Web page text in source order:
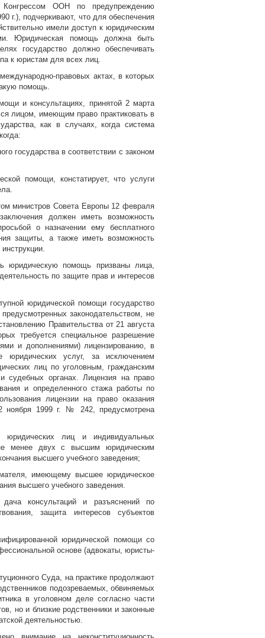
ООН по предупреждению
г.), подчеркивают, что для обеспечения
имели доступ к юридическим
Юридическая помощь должна быть
государство должно обеспечивать
к юристам для всех лиц.
правовых актах, в которых
помощь.
и консультациях, принятой 2 марта
лицом, имеющим право практиковать в
как в случаях, когда система
государства в соответствии с законом
помощи, констатирует, что услуги
министров Совета Европы 12 февраля
должен иметь возможность
о назначении ему бесплатного
защиты, а также иметь возможность
юридическую помощь призваны лица,
по защите прав и интересов
юридической помощи государство
законодательством, не
Правительства от 21 августа
требуется специальное разрешение
и дополнениями) лицензированию, в
юридических услуг, за исключением
лиц по уголовным, гражданским
судебных органах. Лицензия на право
и определенного стажа работы по
лицензии на право оказания
ноября 1999 г. № 242, предусмотрена
юридических лиц и индивидуальных
менее двух с высшим юридическим
высшего учебного заведения;
имеющему высшее юридическое
высшего учебного заведения.
консультаций и разъяснений по
защита интересов субъектов
юридической помощи со
основе (адвокаты, юристы-
Суда, на практике продолжают
подозреваемых, обвиняемых
в уголовном деле согласно части
но и близкие родственники и законные
деятельностью.